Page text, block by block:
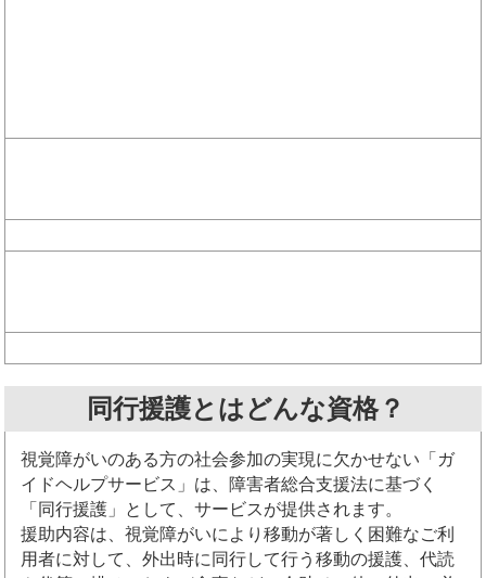
同行援護とはどんな資格？
視覚障がいのある方の社会参加の実現に欠かせない「ガ
イドヘルプサービス」は、障害者総合支援法に基づく
「同行援護」として、サービスが提供されます。
援助内容は、視覚障がいにより移動が著しく困難なご利
用者に対して、外出時に同行して行う移動の援護、代読